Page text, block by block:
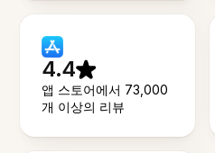
4.4
앱 스토어에서 73,000
개 이상의 리뷰